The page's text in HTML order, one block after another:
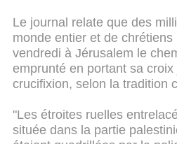
Le journal relate que des
monde entier et de
vendredi à Jérusalem le
emprunté en portant sa
crucifixion, selon la tradition
"Les étroites ruelles
située dans la partie